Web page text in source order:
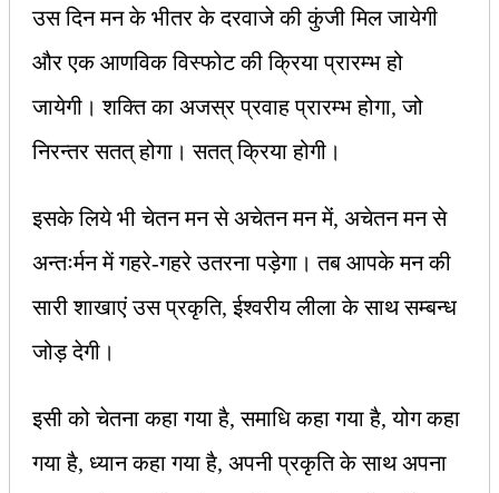
उस दिन मन के भीतर के दरवाजे की कुंजी मिल जायेगी
और एक आणविक विस्फोट की क्रिया प्रारम्भ हो
जायेगी। शक्ति का अजस्र प्रवाह प्रारम्भ होगा, जो
निरन्तर सतत् होगा। सतत् क्रिया होगी।
इसके लिये भी चेतन मन से अचेतन मन में, अचेतन मन से
अन्तःर्मन में गहरे-गहरे उतरना पड़ेगा। तब आपके मन की
सारी शाखाएं उस प्रकृति, ईश्‍वरीय लीला के साथ सम्बन्ध
जोड़ देगी।
इसी को चेतना कहा गया है, समाधि कहा गया है, योग कहा
गया है, ध्यान कहा गया है, अपनी प्रकृति के साथ अपना